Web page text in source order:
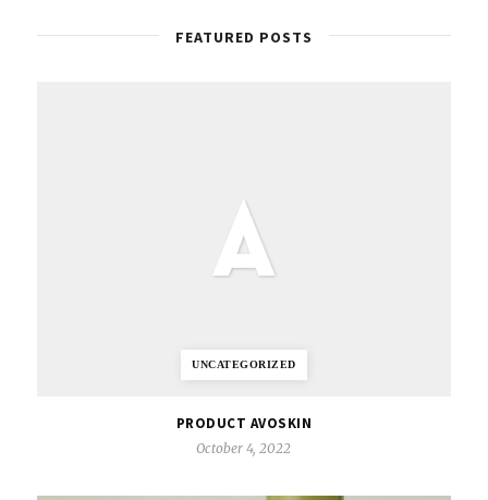
FEATURED POSTS
UNCATEGORIZED
PRODUCT AVOSKIN
October 4, 2022